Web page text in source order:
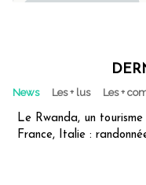
News Les + lus Les +
Le Rwanda, un
France, Italie :